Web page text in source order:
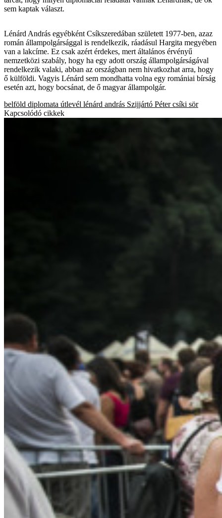
sem kaptak választ.
Lénárd András egyébként Csíkszeredában született 1977-ben, azaz
román állampolgársággal is rendelkezik, ráadásul Hargita megyében
van a lakcíme. Ez csak azért érdekes, mert általános érvényű
nemzetközi szabály, hogy ha egy adott ország állampolgárságával
rendelkezik valaki, abban az országban nem hivatkozhat arra, hogy
ő külföldi. Vagyis Lénárd sem mondhatta volna egy romániai bírság
esetén azt, hogy bocsánat, de ő magyar állampolgár.
belföld diplomata útlevél lénárd andrás Szijjártó Péter csíki sör
Kapcsolódó cikkek